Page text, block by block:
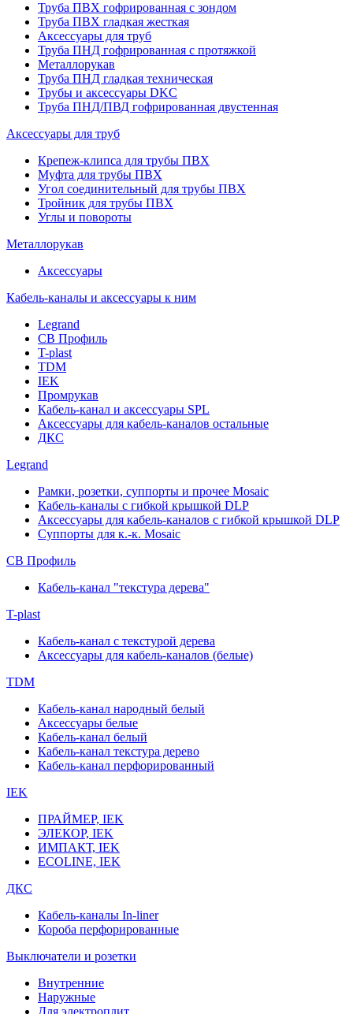
Труба ПВХ гофрированная с зондом
Труба ПВХ гладкая жесткая
Аксессуары для труб
Труба ПНД гофрированная с протяжкой
Металлорукав
Труба ПНД гладкая техническая
Трубы и аксессуары DKC
Труба ПНД/ПВД гофрированная двустенная
Аксессуары для труб
Крепеж-клипса для трубы ПВХ
Муфта для трубы ПВХ
Угол соединительный для трубы ПВХ
Тройник для трубы ПВХ
Углы и повороты
Металлорукав
Аксессуары
Кабель-каналы и аксессуары к ним
Legrand
СВ Профиль
T-plast
TDM
IEK
Промрукав
Кабель-канал и аксессуары SPL
Аксессуары для кабель-каналов остальные
ДКС
Legrand
Рамки, розетки, суппорты и прочее Mosaic
Кабель-каналы с гибкой крышкой DLP
Аксессуары для кабель-каналов с гибкой крышкой DLP
Суппорты для к.-к. Mosaic
СВ Профиль
Кабель-канал "текстура дерева"
T-plast
Кабель-канал с текстурой дерева
Аксессуары для кабель-каналов (белые)
TDM
Кабель-канал народный белый
Аксессуары белые
Кабель-канал белый
Кабель-канал текстура дерево
Кабель-канал перфорированный
IEK
ПРАЙМЕР, IEK
ЭЛЕКОР, IEK
ИМПАКТ, IEK
ECOLINE, IEK
ДКС
Кабель-каналы In-liner
Короба перфорированные
Выключатели и розетки
Внутренние
Наружные
Для электроплит